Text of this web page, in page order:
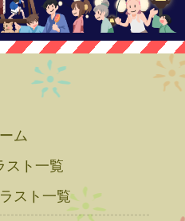
ム
スト一覧
スト一覧